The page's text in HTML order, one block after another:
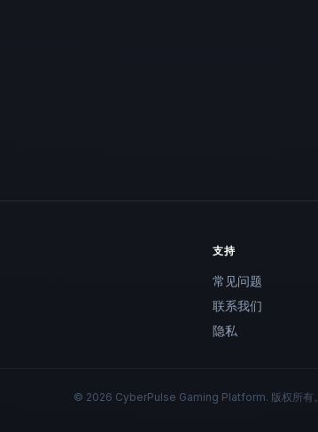
支持
常见问题
联系我们
隐私
© 2026 CyberPulse Gaming Platform. 版权所有。